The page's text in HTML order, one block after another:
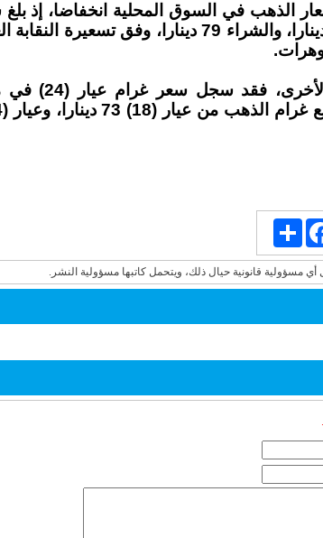
الذهب في السوق المحلية انخفاضا، إذ
الذهب عيار (21) ليسجل 82.40 دينارا، والشراء 79 دينارا، وفق
أما أسعار بيع الذهب
Share
أي مسؤولية قانونية حيال ذلك، ويتحمل كاتبها مسؤولية النشر.